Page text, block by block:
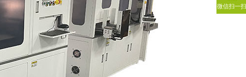
微信扫一扫